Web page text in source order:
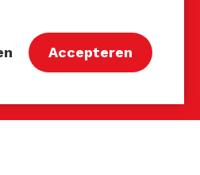
Accepteren